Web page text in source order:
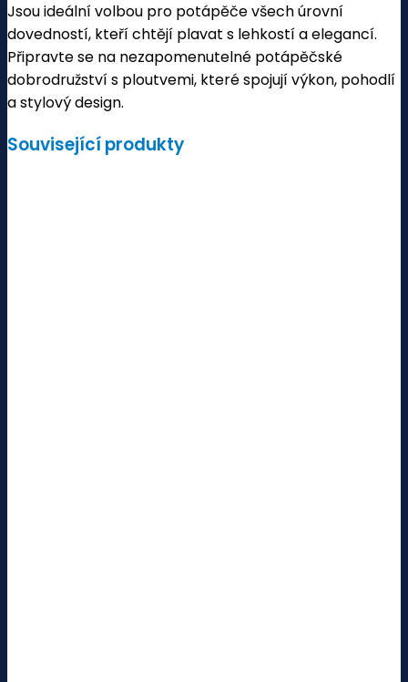
Jsou ideální volbou pro potápěče všech úrovní
dovedností, kteří chtějí plavat s lehkostí a elegancí.
Připravte se na nezapomenutelné potápěčské
dobrodružství s ploutvemi, které spojují výkon, pohodlí
a stylový design.
Související produkty